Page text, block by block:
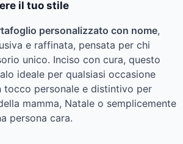
il tuo stile
personalizzato con nome,
e raffinata, pensata per chi
unico. Inciso con cura, questo
ideale per qualsiasi occasione
tocco personale e distintivo per
mamma, Natale o semplicemente
persona cara.